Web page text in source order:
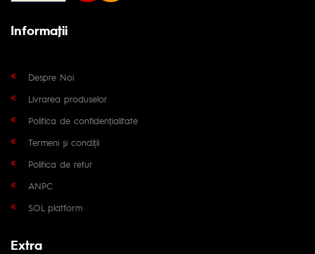
Informaţii
Despre Noi
Livrarea produselor
Politica de confidențialitate
Termeni și condiții
Politica de retur
ANPC
SOL platform
Extra